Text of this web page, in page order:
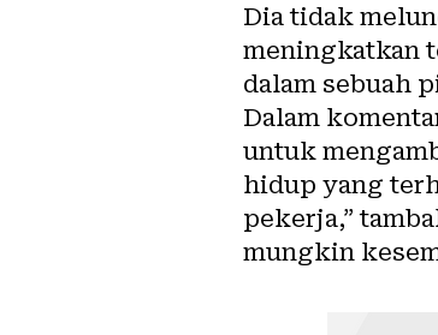
Dia tidak
meningkatkan
dalam sebuah
Dalam
untuk
hidup yang
pekerja,”
mungkin